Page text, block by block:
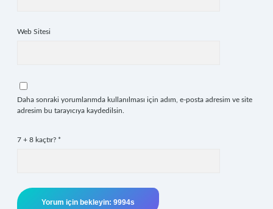
Web Sitesi
Daha sonraki yorumlarımda kullanılması için adım, e-posta adresim ve site
adresim bu tarayıcıya kaydedilsin.
7 + 8 kaçtır? *